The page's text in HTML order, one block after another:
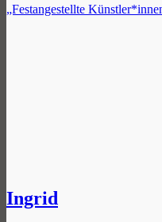
„Festangestellte
Ingrid